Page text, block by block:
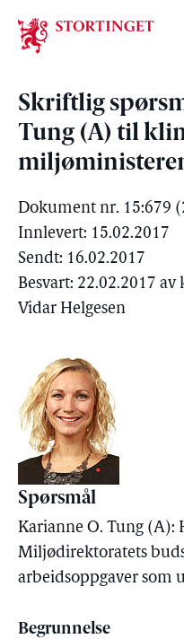
Stortinget.no
Skriftlig
Tung (A) til
Dokument nr. 15:679
Innlevert: 15.02.2017
Sendt: 16.02.2017
Besvart: 22.02.2017
Vidar Helgesen
Spørsmål
Karianne O. Tung (A):
Miljødirektoratets
arbeidsoppgaver som
Begrunnelse